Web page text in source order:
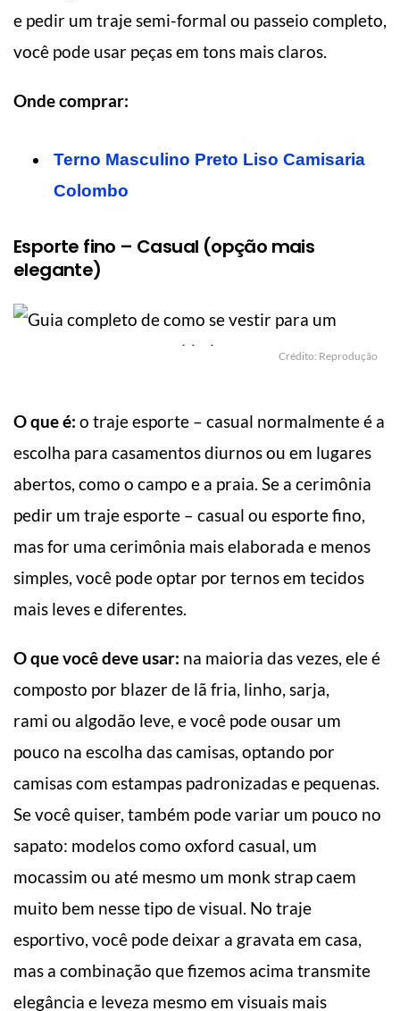
e pedir um traje semi-formal ou passeio completo,
você pode usar peças em tons mais claros.
Onde comprar:
Terno Masculino Preto Liso Camisaria
Colombo
Esporte fino – Casual (opção mais
elegante)
Crédito: Reprodução
O que é: o traje esporte – casual normalmente é a
escolha para casamentos diurnos ou em lugares
abertos, como o campo e a praia. Se a cerimônia
pedir um traje esporte – casual ou esporte fino,
mas for uma cerimônia mais elaborada e menos
simples, você pode optar por ternos em tecidos
mais leves e diferentes.
O que você deve usar: na maioria das vezes, ele é
composto por blazer de lã fria, linho, sarja,
rami ou algodão leve, e você pode ousar um
pouco na escolha das camisas, optando por
camisas com estampas padronizadas e pequenas.
Se você quiser, também pode variar um pouco no
sapato: modelos como oxford casual, um
mocassim ou até mesmo um monk strap caem
muito bem nesse tipo de visual. No traje
esportivo, você pode deixar a gravata em casa,
mas a combinação que fizemos acima transmite
elegância e leveza mesmo em visuais mais